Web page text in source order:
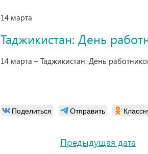
14 марта
Таджикистан: День
14 марта – Таджикистан: День
Поделиться Отправить
Предыдущая дата